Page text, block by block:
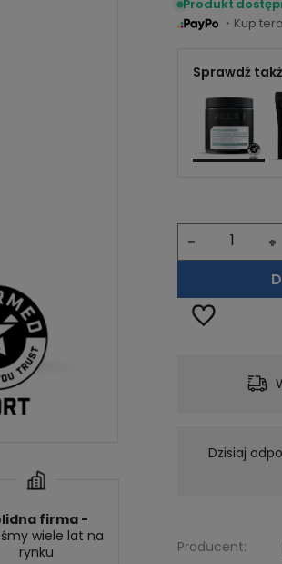
firma -
wiele lat na
rynku
Produkt
・Kup
Sprawdź
+
-
Dzisiaj
Producent: